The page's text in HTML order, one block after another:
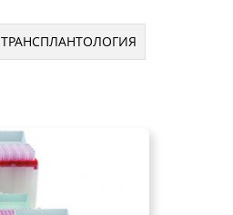
ТРАНСПЛАНТОЛОГИЯ